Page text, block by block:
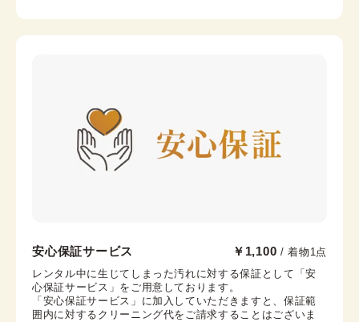
バッグ 帯揚げ
伊達締め 帯板
埼玉県川越市新富町1-9-4 米山ビル1F
営業時間： 09:00~ 17:00
安心保証サービス ￥1,100 / 着物1点
レンタル中に生じてしまった汚れに対する保証として「安
心保証サービス」をご用意しております。
「安心保証サービス」に加入していただきますと、保証範
囲内に対するクリーニング代をご請求することはございま